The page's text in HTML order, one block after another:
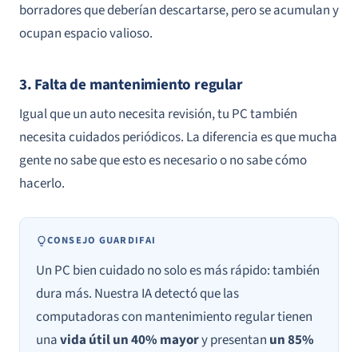
borradores que deberían descartarse, pero se acumulan y
ocupan espacio valioso.
3. Falta de mantenimiento regular
Igual que un auto necesita revisión, tu PC también
necesita cuidados periódicos. La diferencia es que mucha
gente no sabe que esto es necesario o no sabe cómo
hacerlo.
CONSEJO GUARDIFAI
Un PC bien cuidado no solo es más rápido: también
dura más. Nuestra IA detectó que las
computadoras con mantenimiento regular tienen
unavida útil un 40% mayory presentan un 85%